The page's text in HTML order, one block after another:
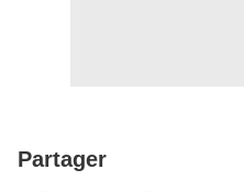
Partager